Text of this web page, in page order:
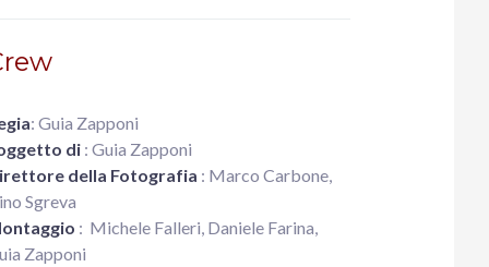
: Guia Zapponi
di: Guia Zapponi
della Fotografia : Marco Carbone,
Sgreva
: Michele Falleri, Daniele Farina,
Zapponi